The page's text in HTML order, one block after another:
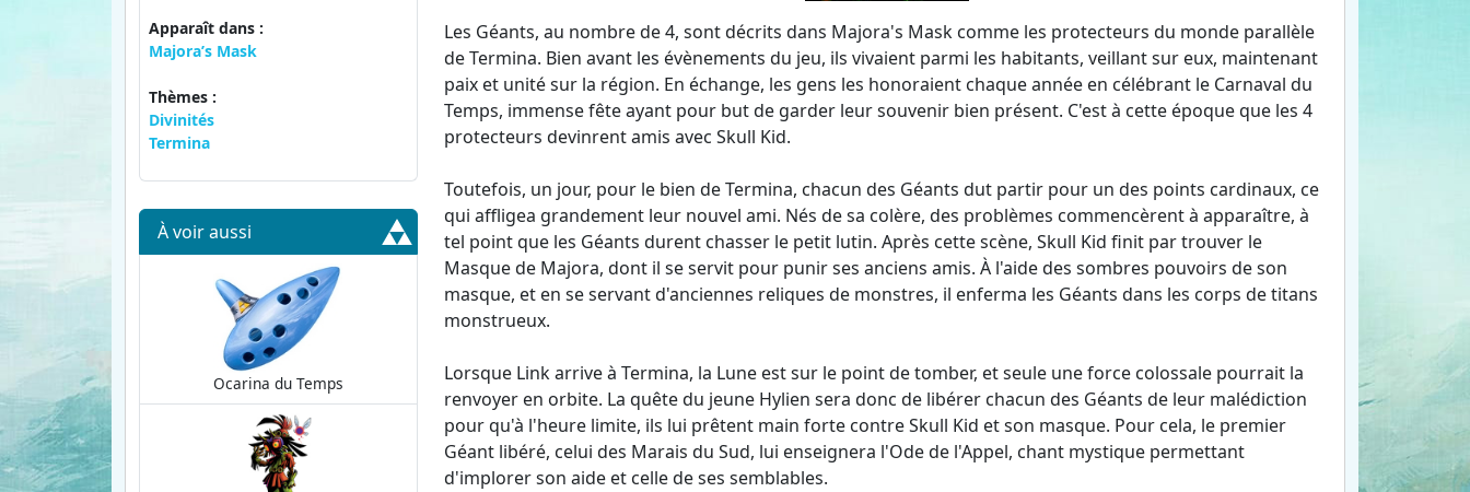
Apparaît dans :
Majora’s Mask
Thèmes :
Divinités
Termina
À voir aussi
Ocarina du Temps
Les Géants, au nombre de 4, sont décrits dans Majora's Mask comme les protecteurs du monde parallèle
de Termina. Bien avant les évènements du jeu, ils vivaient parmi les habitants, veillant sur eux, maintenant
paix et unité sur la région. En échange, les gens les honoraient chaque année en célébrant le Carnaval du
Temps, immense fête ayant pour but de garder leur souvenir bien présent. C'est à cette époque que les 4
protecteurs devinrent amis avec Skull Kid.
Toutefois, un jour, pour le bien de Termina, chacun des Géants dut partir pour un des points cardinaux, ce
qui affligea grandement leur nouvel ami. Nés de sa colère, des problèmes commencèrent à apparaître, à
tel point que les Géants durent chasser le petit lutin. Après cette scène, Skull Kid finit par trouver le
Masque de Majora, dont il se servit pour punir ses anciens amis. À l'aide des sombres pouvoirs de son
masque, et en se servant d'anciennes reliques de monstres, il enferma les Géants dans les corps de titans
monstrueux.
Lorsque Link arrive à Termina, la Lune est sur le point de tomber, et seule une force colossale pourrait la
renvoyer en orbite. La quête du jeune Hylien sera donc de libérer chacun des Géants de leur malédiction
pour qu'à l'heure limite, ils lui prêtent main forte contre Skull Kid et son masque. Pour cela, le premier
Géant libéré, celui des Marais du Sud, lui enseignera l'Ode de l'Appel, chant mystique permettant
d'implorer son aide et celle de ses semblables.